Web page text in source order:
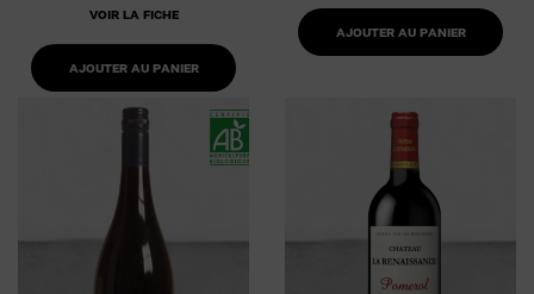
Voir la fiche
Ajouter au panier
Ajouter au panier